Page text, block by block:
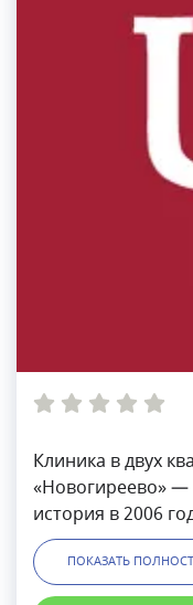
Клиника в двух
«Новогиреево» —
история в 2006
качества были
Любые услуги, от
до сложного
ПОКАЗАТЬ